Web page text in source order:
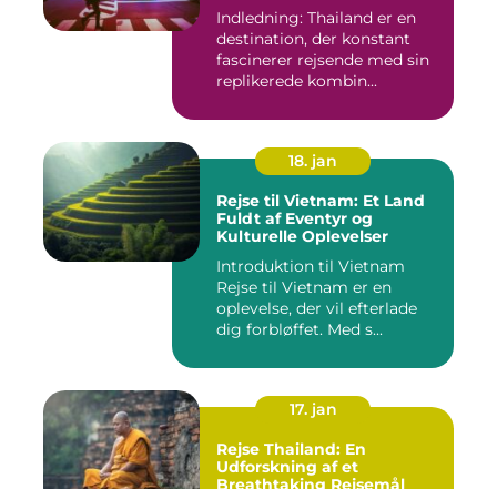
Indledning: Thailand er en
destination, der konstant
fascinerer rejsende med sin
replikerede kombin...
18. jan
Rejse til Vietnam: Et Land
Fuldt af Eventyr og
Kulturelle Oplevelser
Introduktion til Vietnam
Rejse til Vietnam er en
oplevelse, der vil efterlade
dig forbløffet. Med s...
17. jan
Rejse Thailand: En
Udforskning af et
Breathtaking Rejsemål